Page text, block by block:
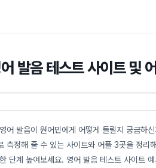
발음 테스트 사이트 및
어 발음이 원어민에게 어떻게 들릴지 궁금하
측정해 줄 수 있는 사이트와 어플 3곳을 정리
단계 높여보세요. 영어 발음 테스트 사이트